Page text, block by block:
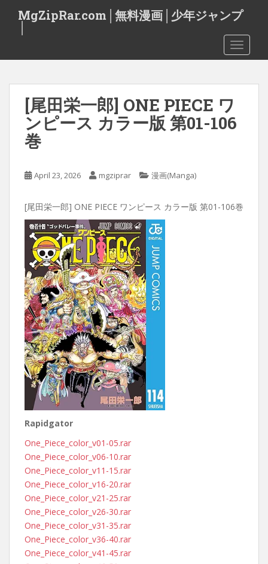
t
MgZipRar.com│無料漫画│少年ジャンプ
[尾田栄一郎] ONE PIECE ワ
ンピース カラー版 第01-106
巻
April 23, 2026 mgziprar 漫画(Manga)
[尾田栄一郎] ONE PIECE ワンピース カラー版 第01-106巻
Rapidgator
One_Piece_color_v01-05.rar
One_Piece_color_v06-10.rar
One_Piece_color_v11-15.rar
One_Piece_color_v16-20.rar
One_Piece_color_v21-25.rar
One_Piece_color_v26-30.rar
One_Piece_color_v31-35.rar
One_Piece_color_v36-40.rar
One_Piece_color_v41-45.rar